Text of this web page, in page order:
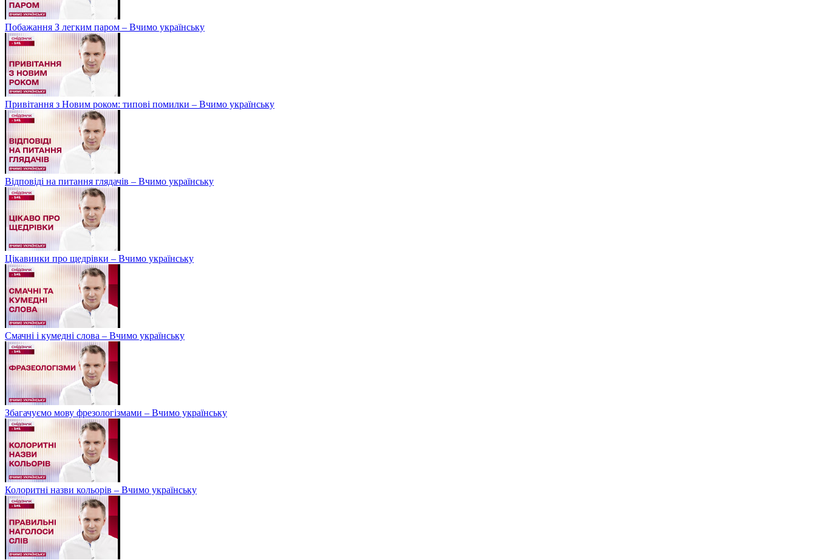
Побажання З легким паром – Вчимо українську
Привітання з Новим роком: типові помилки – Вчимо українську
Відповіді на питання глядачів – Вчимо українську
Цікавинки про щедрівки – Вчимо українську
Смачні і кумедні слова – Вчимо українську
Збагачуємо мову фрезологізмами – Вчимо українську
Колоритні назви кольорів – Вчимо українську